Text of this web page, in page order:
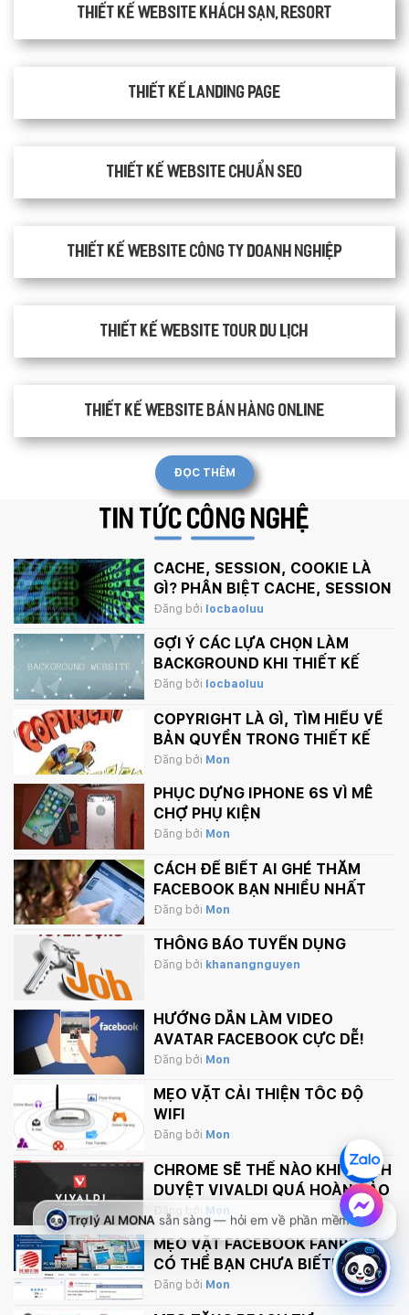
Thiết kế website khách sạn, resort
Thiết kế Landing Page
Thiết kế website chuẩn SEO
Thiết kế website công ty doanh nghiệp
Thiết kế website tour du lịch
Thiết kế website bán hàng Online
ĐỌC THÊM
TIN TỨCCÔNG NGHỆ
CACHE, SESSION, COOKIE LÀ
GÌ? PHÂN BIỆT CACHE, SESSION
VÀ COOKIE
Đăng bởi locbaoluu
GỢI Ý CÁC LỰA CHỌN LÀM
BACKGROUND KHI THIẾT KẾ
WEBSITE
Đăng bởi locbaoluu
COPYRIGHT LÀ GÌ, TÌM HIỂU VỀ
BẢN QUYỀN TRONG THIẾT KẾ
Đăng bởi Mon
PHỤC DỰNG IPHONE 6S VÌ MÊ
CHỢ PHỤ KIỆN
Đăng bởi Mon
CÁCH ĐỂ BIẾT AI GHÉ THĂM
FACEBOOK BẠN NHIỀU NHẤT
Đăng bởi Mon
THÔNG BÁO TUYỂN DỤNG
Đăng bởi khanangnguyen
HƯỚNG DẪN LÀM VIDEO
AVATAR FACEBOOK CỰC DỄ!
Đăng bởi Mon
MẸO VẶT CẢI THIỆN TỐC ĐỘ
WIFI
Đăng bởi Mon
CHROME SẼ THẾ NÀO KHI TRÌNH
DUYỆT VIVALDI QUÁ HOÀN HẢO
Mon
MẸO VẶT FACEBOOK FANPAGE
CÓ THỂ BẠN CHƯA BIẾT!
Đăng bởi Mon